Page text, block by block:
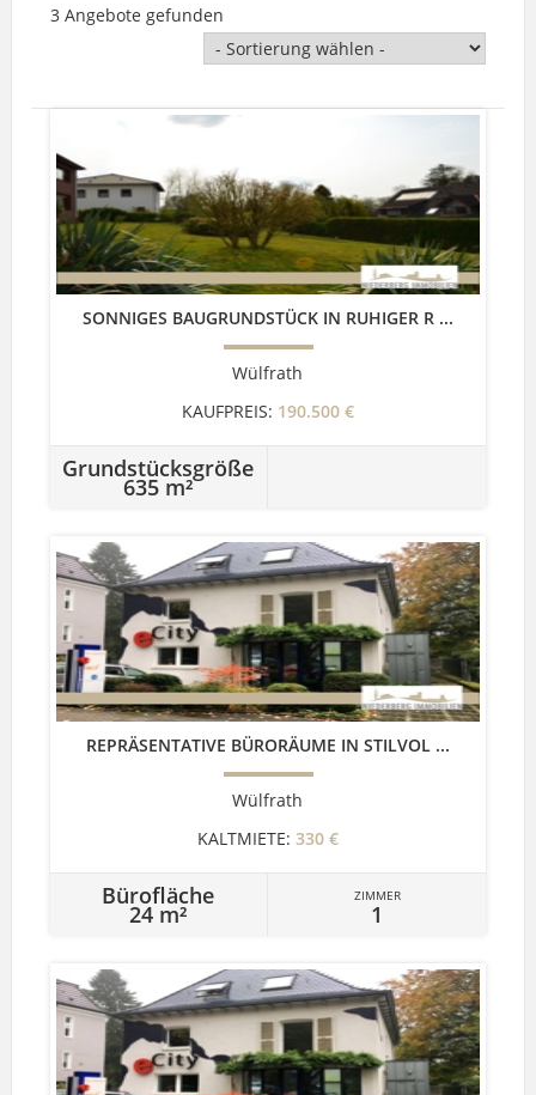
3 Angebote gefunden
SONNIGES BAUGRUNDSTÜCK IN RUHIGER R ...
Wülfrath
KAUFPREIS: 190.500 €
Grundstücksgröße
635 m²
REPRÄSENTATIVE BÜRORÄUME IN STILVOL ...
Wülfrath
KALTMIETE: 330 €
Bürofläche
24 m²
ZIMMER
1